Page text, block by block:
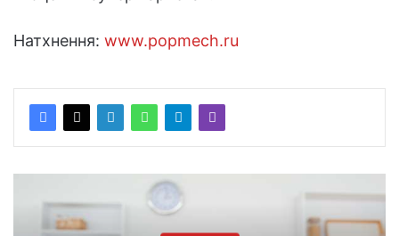
Натхнення: www.popmech.ru